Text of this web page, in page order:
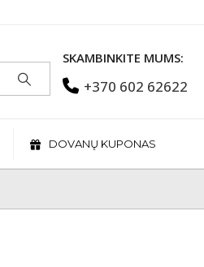
SKAMBINKITE MUMS:
+370 602 62622
DOVANŲ KUPONAS